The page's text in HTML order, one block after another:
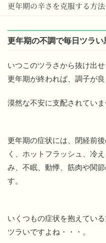
更年期の辛さを克服する方
更年期の不調で毎日ツラ
いつこのツラさから抜け出
更年期が終われば、調子が
漠然な不安に支配されてい
更年期の症状には、閉経前
く、ホットフラッシュ、冷
み、不眠、動悸、筋肉や関
す。
いくつもの症状を抱えてい
ツラいですよね・・・。